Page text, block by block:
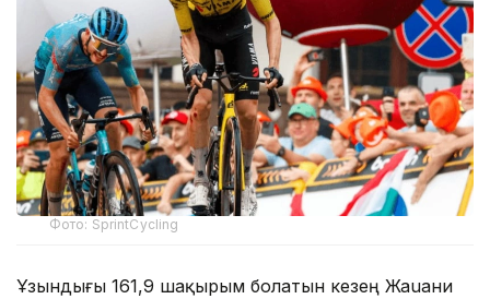
Фото: SprintCycling
Ұзындығы 161,9 шақырым болатын кезең Жаuани